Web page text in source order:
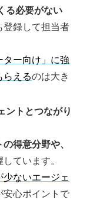
る必要がない
登録して担当者
ター向け」に強
らえるのは大き
ントとつながり
得意分野や、
ています。
少ないエージェ
安心ポイントで